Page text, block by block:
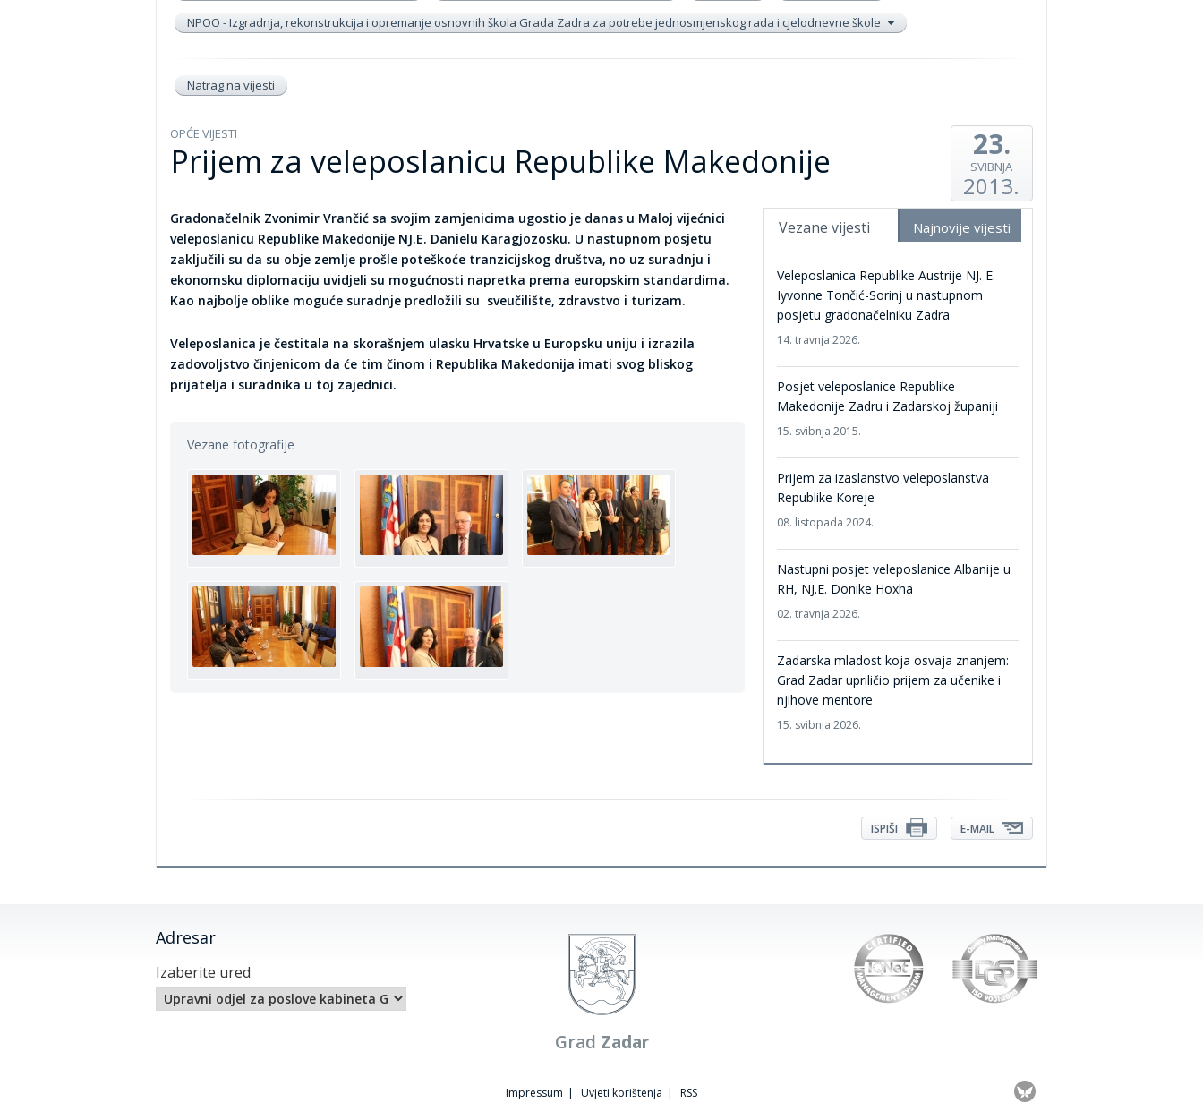
NPOO - Izgradnja, rekonstrukcija i opremanje osnovnih škola Grada Zadra za potrebe jednosmjenskog rada i cjelodnevne škole
Natrag na vijesti
OPĆE VIJESTI
Prijem za veleposlanicu Republike Makedonije 23.
SVIBNJA
2013.
Vezane vijesti Najnovije vijesti
Veleposlanica Republike Austrije NJ. E.
Iyvonne Tončić-Sorinj u nastupnom
posjetu gradonačelniku Zadra
14. travnja 2026.
Posjet veleposlanice Republike
Makedonije Zadru i Zadarskoj županiji
15. svibnja 2015.
Prijem za izaslanstvo veleposlanstva
Republike Koreje
08. listopada 2024.
Nastupni posjet veleposlanice Albanije u
RH, NJ.E. Donike Hoxha
02. travnja 2026.
Zadarska mladost koja osvaja znanjem:
Grad Zadar upriličio prijem za učenike i
njihove mentore
15. svibnja 2026.
Gradonačelnik Zvonimir Vrančić sa svojim zamjenicima ugostio je danas u Maloj vijećnici
veleposlanicu Republike Makedonije NJ.E. Danielu Karagjozosku. U nastupnom posjetu
zaključili su da su obje zemlje prošle poteškoće tranzicijskog društva, no uz suradnju i
ekonomsku diplomaciju uvidjeli su mogućnosti napretka prema europskim standardima.
Kao najbolje oblike moguće suradnje predložili su sveučilište, zdravstvo i turizam.
Veleposlanica je čestitala na skorašnjem ulasku Hrvatske u Europsku uniju i izrazila
zadovoljstvo činjenicom da će tim činom i Republika Makedonija imati svog bliskog
prijatelja i suradnika u toj zajednici.
Vezane fotografije
E-MAIL
ISPIŠI
Adresar
Izaberite ured
Grad Zadar
Impressum | Uvjeti korištenja | RSS